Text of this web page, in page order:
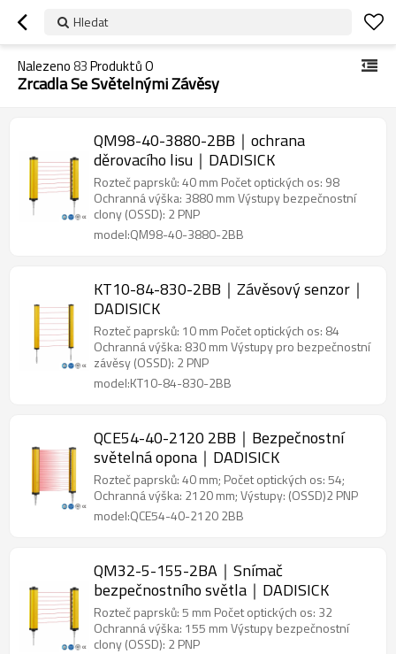
Hledat
Nalezeno83Produktů O
Zrcadla Se Světelnými Závěsy
QM98-40-3880-2BB｜ochrana
děrovacího lisu｜DADISICK
Rozteč paprsků: 40 mm Počet optických os: 98
Ochranná výška: 3880 mm Výstupy bezpečnostní
clony (OSSD): 2 PNP
model:QM98-40-3880-2BB
KT10-84-830-2BB｜Závěsový senzor｜
DADISICK
Rozteč paprsků: 10 mm Počet optických os: 84
Ochranná výška: 830 mm Výstupy pro bezpečnostní
závěsy (OSSD): 2 PNP
model:KT10-84-830-2BB
QCE54-40-2120 2BB｜Bezpečnostní
světelná opona｜DADISICK
Rozteč paprsků: 40 mm; Počet optických os: 54;
Ochranná výška: 2120 mm; Výstupy: (OSSD)2 PNP
model:QCE54-40-2120 2BB
QM32-5-155-2BA｜Snímač
bezpečnostního světla｜DADISICK
Rozteč paprsků: 5 mm Počet optických os: 32
Ochranná výška: 155 mm Výstupy bezpečnostní
clony (OSSD): 2 PNP